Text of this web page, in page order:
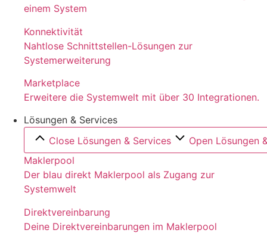
einem System
Konnektivität
Nahtlose Schnittstellen-Lösungen zur
Systemerweiterung
Marketplace
Erweitere die Systemwelt mit über 30 Integrationen.
Lösungen & Services
Close Lösungen & Services
Open Lösungen
Maklerpool
Der blau direkt Maklerpool als Zugang zur
Systemwelt
Direktvereinbarung
Deine Direktvereinbarungen im Maklerpool